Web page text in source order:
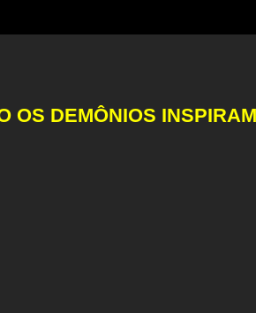
OS DEMÔNIOS